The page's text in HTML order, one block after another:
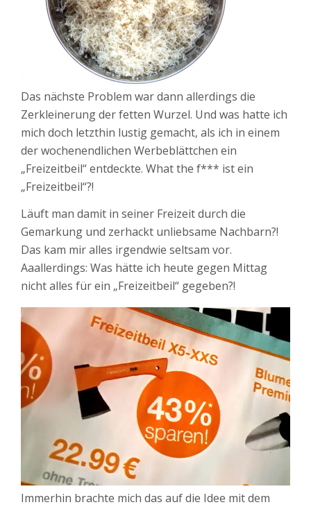
Das nächste Problem war dann allerdings die
Zerkleinerung der fetten Wurzel. Und was hatte ich
mich doch letzthin lustig gemacht, als ich in einem
der wochenendlichen Werbeblättchen ein
„Freizeitbeil“ entdeckte. What the f*** ist ein
„Freizeitbeil“?!
Läuft man damit in seiner Freizeit durch die
Gemarkung und zerhackt unliebsame Nachbarn?!
Das kam mir alles irgendwie seltsam vor.
Aaallerdings: Was hätte ich heute gegen Mittag
nicht alles für ein „Freizeitbeil“ gegeben?!
Immerhin brachte mich das auf die Idee mit dem